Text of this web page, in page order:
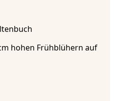
hohen Frühblühern auf